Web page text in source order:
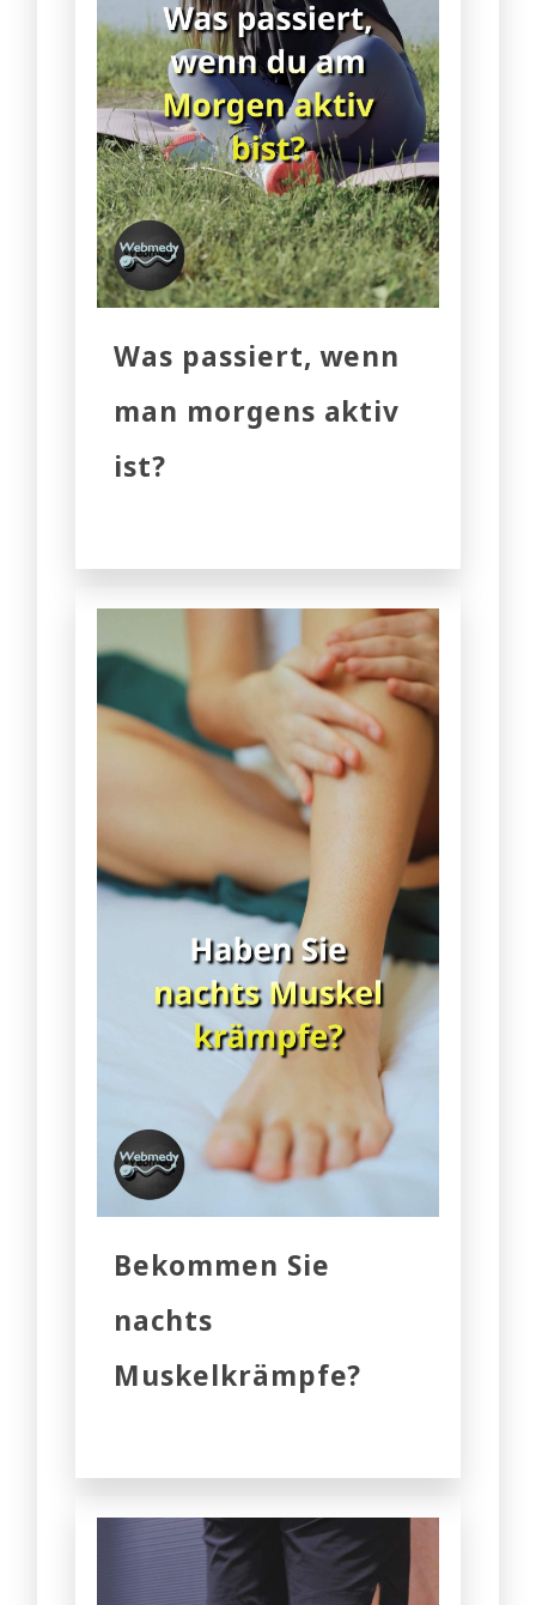
Was passiert, wenn
man morgens aktiv
ist?
Bekommen Sie
nachts
Muskelkrämpfe?